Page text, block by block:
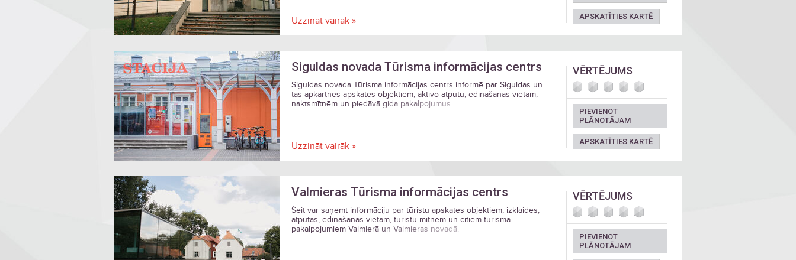
Uzzināt vairāk » APSKATĪTIES KARTĒ
Siguldas novada Tūrisma informācijas centrs
Siguldas novada Tūrisma informācijas centrs informē par Siguldas un
tās apkārtnes apskates objektiem, aktīvo atpūtu, ēdināšanas vietām,
naktsmītnēm un piedāvā gida pakalpojumus.
Uzzināt vairāk »
VĒRTĒJUMS
PIEVIENOT
PLĀNOTĀJAM
APSKATĪTIES KARTĒ
Valmieras Tūrisma informācijas centrs
Šeit var saņemt informāciju par tūristu apskates objektiem, izklaides,
atpūtas, ēdināšanas vietām, tūristu mītnēm un citiem tūrisma
pakalpojumiem Valmierā un Valmieras novadā.
VĒRTĒJUMS
PIEVIENOT
PLĀNOTĀJAM